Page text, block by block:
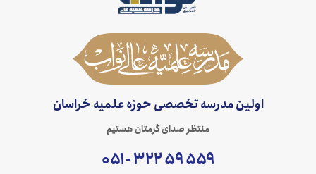
اولین مدرسه تخصصی حوزه علمیه خراسان
منتظر صدای گرمتان هستیم